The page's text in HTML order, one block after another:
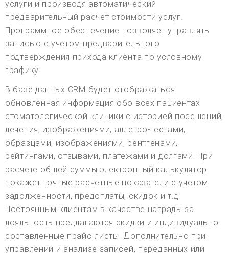
услуги и производя автоматический
предварительный расчет стоимости услуг.
Программное обеспечение позволяет управлять
записью с учетом предварительного
подтверждения прихода клиента по условному
графику.
В базе данных CRM будет отображаться
обновленная информация обо всех пациентах
стоматологической клиники с историей посещений,
лечения, изображениями, аллегро-тестами,
образцами, изображениями, рентгенами,
рейтингами, отзывами, платежами и долгами. При
расчете общей суммы электронный калькулятор
покажет точные расчетные показатели с учетом
задолженности, предоплаты, скидок и т.д.
Постоянным клиентам в качестве награды за
лояльность предлагаются скидки и индивидуально
составленные прайс-листы. Дополнительно при
управлении и анализе записей, переданных или